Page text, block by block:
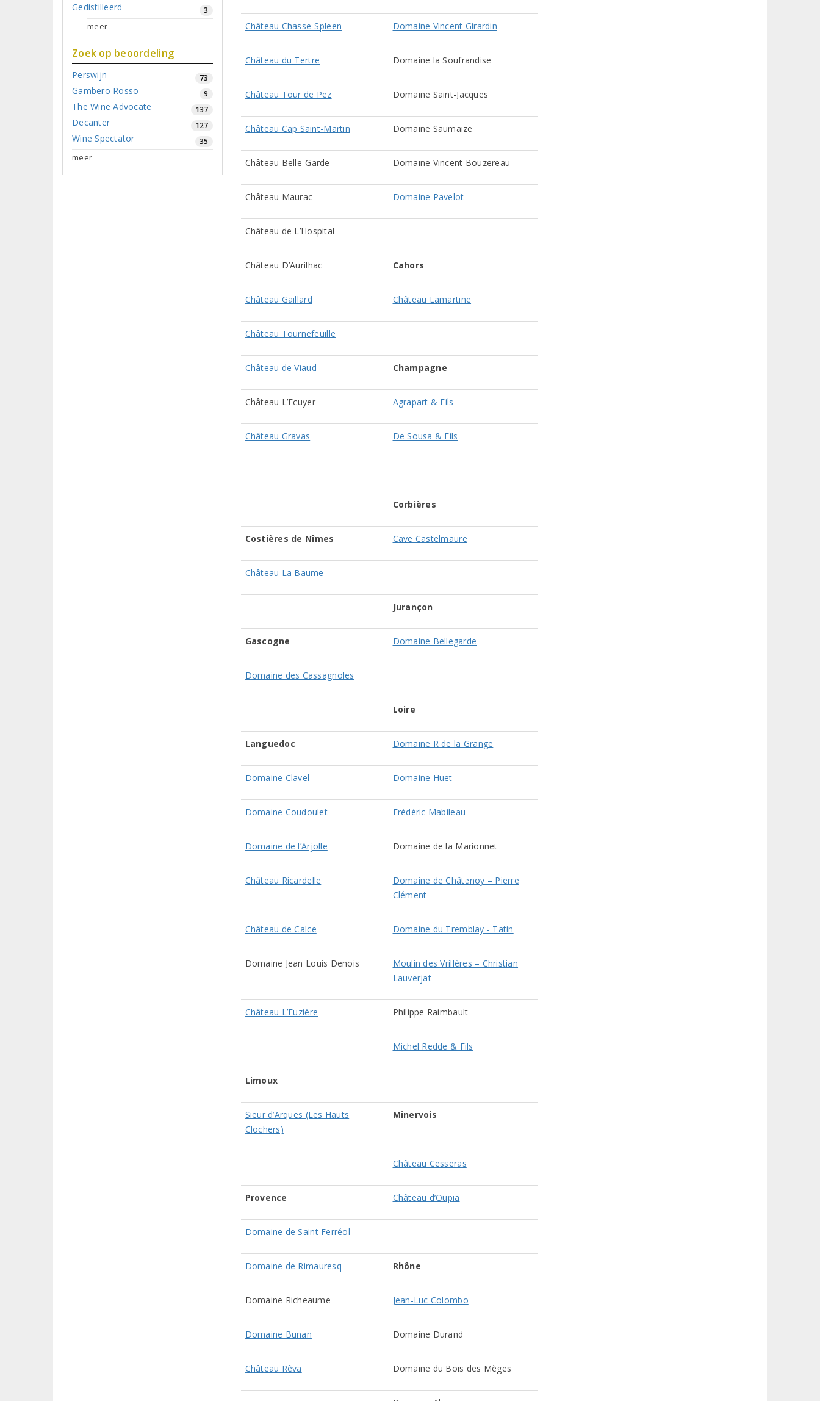
Gedistilleerd 3
meer
Zoek op beoordeling
Perswijn 73
Gambero Rosso 9
The Wine Advocate 137
Decanter 127
Wine Spectator 35
meer
Château Chasse-Spleen Domaine Vincent Girardin
Château du Tertre Domaine la Soufrandise
Château Tour de Pez Domaine Saint-Jacques
Château Cap Saint-Martin Domaine Saumaize
Château Belle-Garde Domaine Vincent Bouzereau
Château Maurac Domaine Pavelot
Château de L’Hospital
Château D’Aurilhac Cahors
Château Gaillard Château Lamartine
Château Tournefeuille
Château de Viaud Champagne
Château L’Ecuyer Agrapart & Fils
Château Gravas De Sousa & Fils
Corbières
Costières de Nîmes Cave Castelmaure
Château La Baume
Jurançon
Gascogne Domaine Bellegarde
Domaine des Cassagnoles
Loire
Languedoc Domaine R de la Grange
Domaine Clavel Domaine Huet
Domaine Coudoulet Frédéric Mabileau
Domaine de l’Arjolle Domaine de la Marionnet
Château Ricardelle
Domaine de Châtenoy – Pierre
Clément
Château de Calce Domaine du Tremblay - Tatin
Domaine Jean Louis Denois
Moulin des Vrillères – Christian
Lauverjat
Château L’Euzière Philippe Raimbault
Michel Redde & Fils
Limoux
Sieur d’Arques (Les Hauts
Clochers)
Minervois
Château Cesseras
Provence Château d’Oupia
Domaine de Saint Ferréol
Domaine de Rimauresq Rhône
Domaine Richeaume Jean-Luc Colombo
Domaine Bunan Domaine Durand
Château Rêva Domaine du Bois des Mèges